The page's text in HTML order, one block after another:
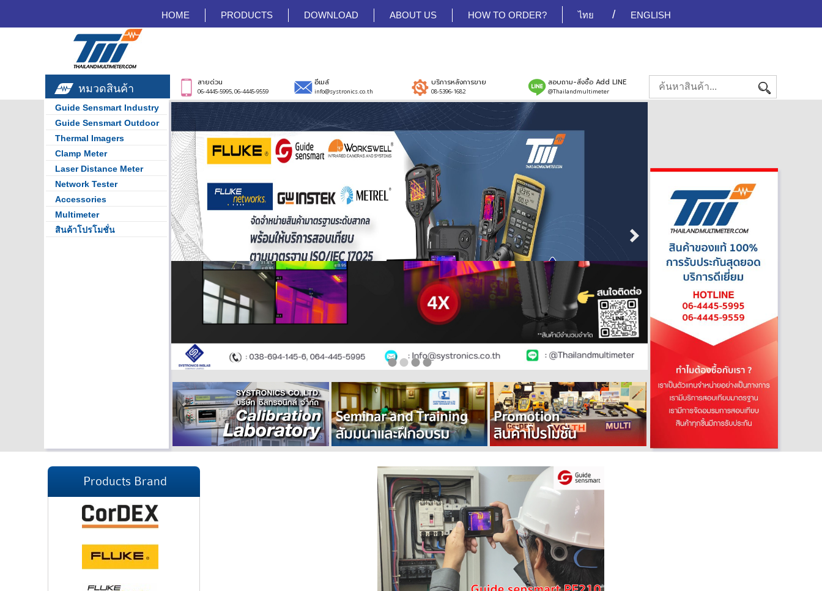
HOME PRODUCTS DOWNLOAD ABOUT US HOW TO ORDER? ไทย ENGLISH
หมวดสินค้า
สายด่วน
06-4445-5995, 06-4445-9559
อีเมล์
info@systronics.co.th
บริการหลังการขาย
08-5396-1682
สอบถาม-สั่งซื้อ Add LINE
@Thailandmultimeter
Guide Sensmart Industry
Guide Sensmart Outdoor
Thermal Imagers
Clamp Meter
Laser Distance Meter
Network Tester
Accessories
Multimeter
สินค้าโปรโมชั่น